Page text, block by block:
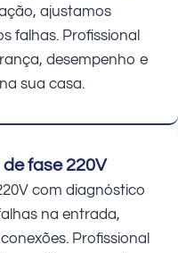
ajustamos
falhas. Profissional
desempenho e
sua casa.
fase 220V
com diagnóstico
na entrada,
Profissional